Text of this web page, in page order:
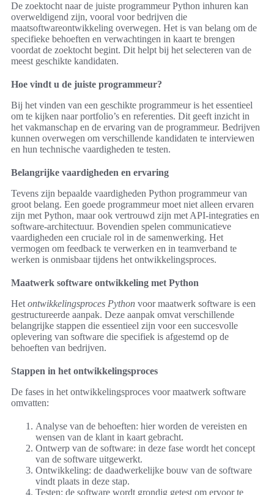
De zoektocht naar de juiste programmeur Python inhuren kan
overweldigend zijn, vooral voor bedrijven die
maatsoftwareontwikkeling overwegen. Het is van belang om de
specifieke behoeften en verwachtingen in kaart te brengen
voordat de zoektocht begint. Dit helpt bij het selecteren van de
meest geschikte kandidaten.
Hoe vindt u de juiste programmeur?
Bij het vinden van een geschikte programmeur is het essentieel
om te kijken naar portfolio’s en referenties. Dit geeft inzicht in
het vakmanschap en de ervaring van de programmeur. Bedrijven
kunnen overwegen om verschillende kandidaten te interviewen
en hun technische vaardigheden te testen.
Belangrijke vaardigheden en ervaring
Tevens zijn bepaalde vaardigheden Python programmeur van
groot belang. Een goede programmeur moet niet alleen ervaren
zijn met Python, maar ook vertrouwd zijn met API-integraties en
software-architectuur. Bovendien spelen communicatieve
vaardigheden een cruciale rol in de samenwerking. Het
vermogen om feedback te verwerken en in teamverband te
werken is onmisbaar tijdens het ontwikkelingsproces.
Maatwerk software ontwikkeling met Python
Het ontwikkelingsproces Python voor maatwerk software is een
gestructureerde aanpak. Deze aanpak omvat verschillende
belangrijke stappen die essentieel zijn voor een succesvolle
oplevering van software die specifiek is afgestemd op de
behoeften van bedrijven.
Stappen in het ontwikkelingsproces
De fases in het ontwikkelingsproces voor maatwerk software
omvatten:
Analyse van de behoeften: hier worden de vereisten en
wensen van de klant in kaart gebracht.
Ontwerp van de software: in deze fase wordt het concept
van de software uitgewerkt.
Ontwikkeling: de daadwerkelijke bouw van de software
vindt plaats in deze stap.
Testen: de software wordt grondig getest om ervoor te